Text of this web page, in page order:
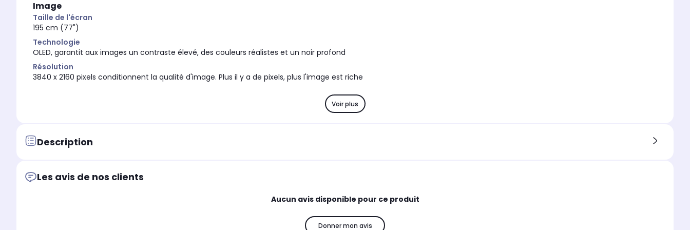
Image
Taille de l'écran
195 cm (77")
Technologie
OLED, garantit aux images un contraste élevé, des couleurs réalistes et un noir profond
Résolution
3840 x 2160 pixels conditionnent la qualité d'image. Plus il y a de pixels, plus l'image est riche
Voir plus
Description
Les avis de nos clients
Aucun avis disponible pour ce produit
Donner mon avis